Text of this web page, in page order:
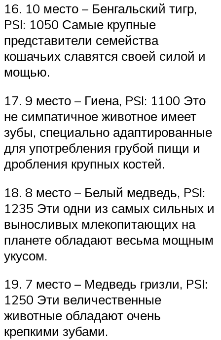
16. 10 место – Бенгальский тигр,
PSI: 1050 Самые крупные
представители семейства
кошачьих славятся своей силой и
мощью.
17. 9 место – Гиена, PSI: 1100 Это
не симпатичное животное имеет
зубы, специально адаптированные
для употребления грубой пищи и
дробления крупных костей.
18. 8 место – Белый медведь, PSI:
1235 Эти одни из самых сильных и
выносливых млекопитающих на
планете обладают весьма мощным
укусом.
19. 7 место – Медведь гризли, PSI:
1250 Эти величественные
животные обладают очень
крепкими зубами.